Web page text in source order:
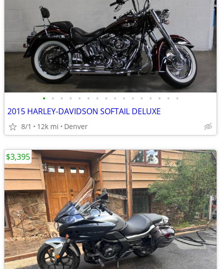
• • • • • • • • • • • • • • • •
2015 HARLEY-DAVIDSON SOFTAIL DELUXE
8/1 12k mi Denver
$3,395